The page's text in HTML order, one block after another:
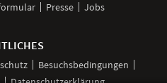
Presse Jobs
Besuchsbedingungen